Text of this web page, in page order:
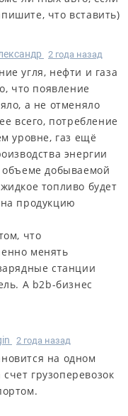
что вставить)
2 года назад
угля, нефти и газа
что появление
а не отменяло
всего, потребление
уровне, газ ещё
энергии
добываемой
топливо будет
продукцию
что
менять
станции
А b2b-бизнес
2 года назад
на одном
грузоперевозок